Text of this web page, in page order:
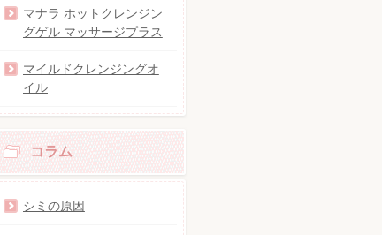
マナラ ホットクレンジン
グゲル マッサージプラス
マイルドクレンジングオ
イル
コラム
シミの原因